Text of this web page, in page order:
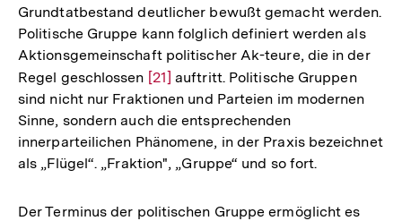
Grundtatbestand deutlicher bewußt gemacht werden.
Politische Gruppe kann folglich definiert werden als
Aktionsgemeinschaft politischer Ak-teure, die in der
Regel geschlossen Zur
Auflösung
der
Fußnote
[21] auftritt. Politische Gruppen
sind nicht nur Fraktionen und Parteien im modernen
Sinne, sondern auch die entsprechenden
innerparteilichen Phänomene, in der Praxis bezeichnet
als „Flügel“. „Fraktion", „Gruppe“ und so fort.
Der Terminus der politischen Gruppe ermöglicht es